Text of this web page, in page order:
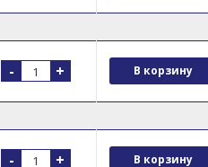
- + В корзину
- + В корзину